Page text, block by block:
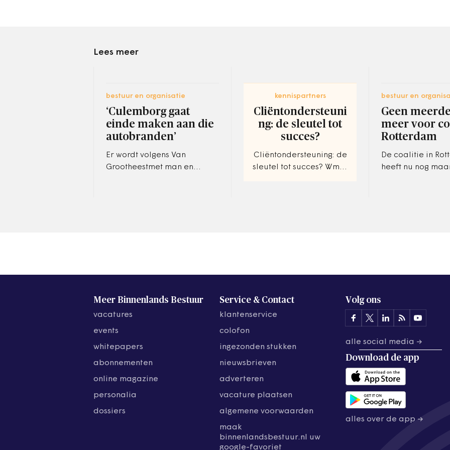
Lees meer
bestuur en organisatie
‘Culemborg gaat
einde maken aan die
autobranden’
Er wordt volgens Van
Grootheestmet man en
kennispartners
Cliëntondersteuni
ng: de sleutel tot
succes?
Cliëntondersteuning: de
sleutel tot succes? Wmo-
bestuur en
Geen
meer voor
Rotterdam
De coalitie in
heeft nu nog
Meer Binnenlands Bestuur
vacatures
events
whitepapers
abonnementen
online magazine
personalia
dossiers
Service & Contact
klantenservice
colofon
ingezonden stukken
nieuwsbrieven
adverteren
vacature plaatsen
algemene voorwaarden
maak
binnenlandsbestuur.nl uw
google-favoriet
Volg ons
alle social media →
Download de app
alles over de app →